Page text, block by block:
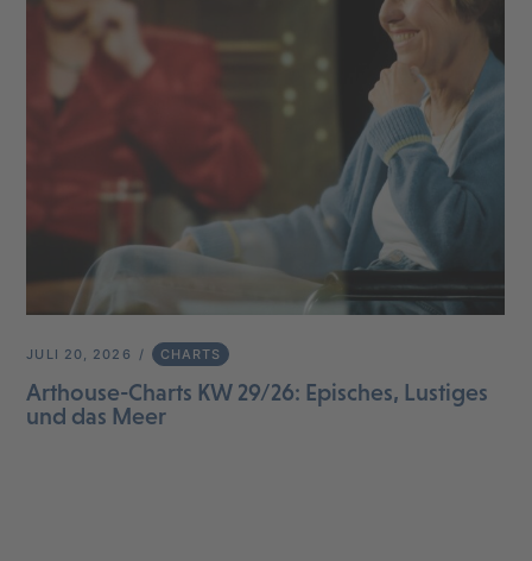
JULI 20, 2026 CHARTS
Arthouse-Charts KW 29/26: Episches, Lustiges
und das Meer